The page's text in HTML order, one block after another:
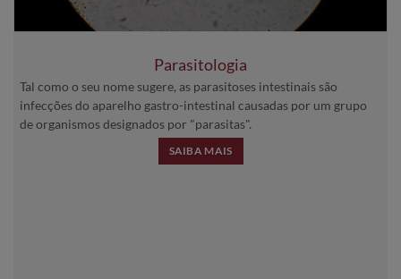
Parasitologia
Tal como o seu nome sugere, as parasitoses intestinais são
infecções do aparelho gastro-intestinal causadas por um grupo
de organismos designados por "parasitas".
SAIBA MAIS